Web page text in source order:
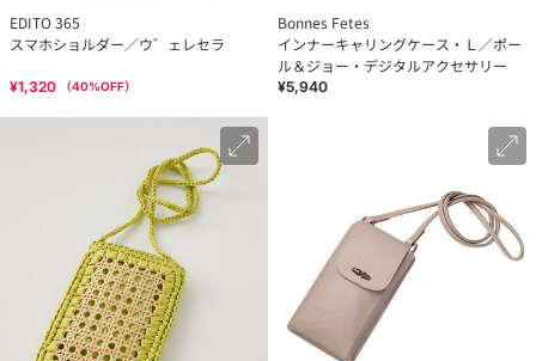
EDITO 365
スマホショルダー／ウ゛ェレセラ
¥1,320 （40%OFF）
Bonnes Fetes
インナーキャリングケース・Ｌ／ポー
ル＆ジョー・デジタルアクセサリー
¥5,940